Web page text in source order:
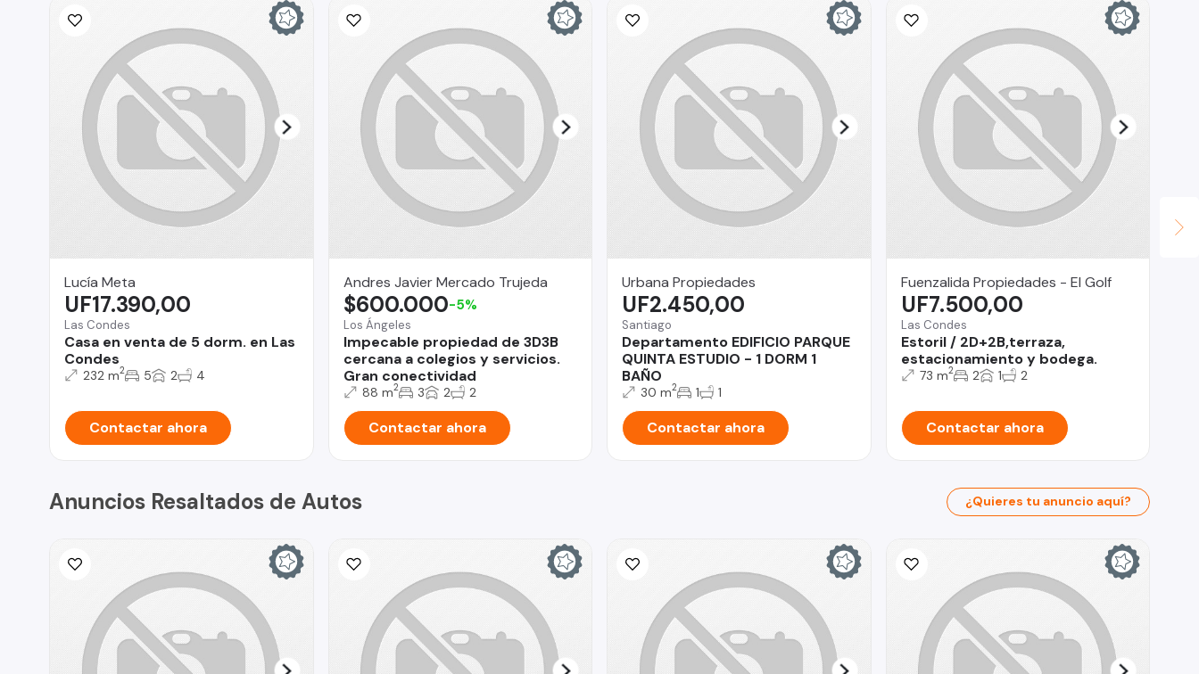
Lucía Meta
Las Condes
Casa en venta de 5 dorm. en Las
Condes
UF17.390,00
232 m2 5 2 4
Contactar ahora
Andres Javier Mercado Trujeda
Los Ángeles
Impecable propiedad de 3D3B
cercana a colegios y servicios.
Gran conectividad
$600.000-5%
88 m2 3 2 2
Contactar ahora
Urbana Propiedades
Santiago
Departamento EDIFICIO PARQUE
QUINTA ESTUDIO - 1 DORM 1
BAÑO
UF2.450,00
30 m2 1 1
Contactar ahora
Fuenzalida Propiedades - El Golf
Las Condes
Estoril / 2D+2B,terraza,
estacionamiento y bodega.
UF7.500,00
73 m2 2 1 2
Contactar ahora
Anuncios Resaltados de Autos ¿Quieres tu anuncio aquí?